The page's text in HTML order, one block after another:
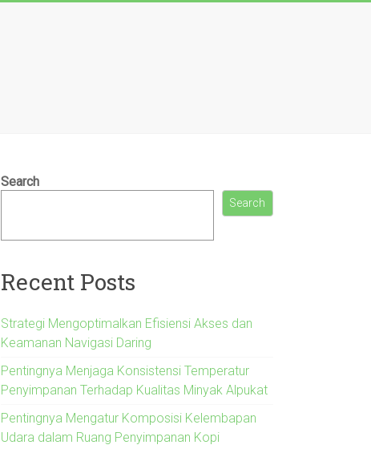
Search
Search
Recent Posts
Strategi Mengoptimalkan Efisiensi Akses dan
Keamanan Navigasi Daring
Pentingnya Menjaga Konsistensi Temperatur
Penyimpanan Terhadap Kualitas Minyak Alpukat
Pentingnya Mengatur Komposisi Kelembapan
Udara dalam Ruang Penyimpanan Kopi